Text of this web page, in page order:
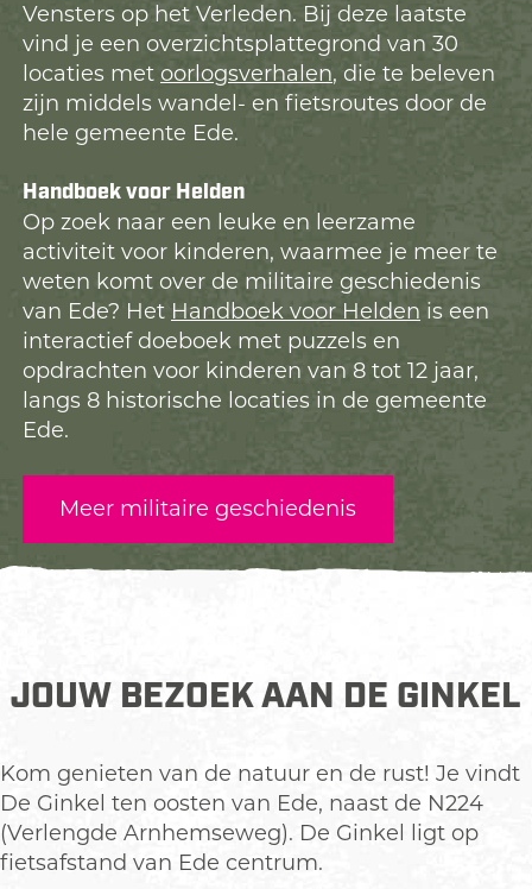
Vensters op het Verleden. Bij deze laatste
vind je een overzichtsplattegrond van 30
locaties met oorlogsverhalen, die te beleven
zijn middels wandel- en fietsroutes door de
hele gemeente Ede.
Handboek voor Helden
Op zoek naar een leuke en leerzame
activiteit voor kinderen, waarmee je meer te
weten komt over de militaire geschiedenis
van Ede? Het Handboek voor Helden is een
interactief doeboek met puzzels en
opdrachten voor kinderen van 8 tot 12 jaar,
langs 8 historische locaties in de gemeente
Ede.
Meer militaire geschiedenis
JOUW BEZOEK AAN DE GINKEL
Kom genieten van de natuur en de rust! Je vindt
De Ginkel ten oosten van Ede, naast de N224
(Verlengde Arnhemseweg). De Ginkel ligt op
fietsafstand van Ede centrum.